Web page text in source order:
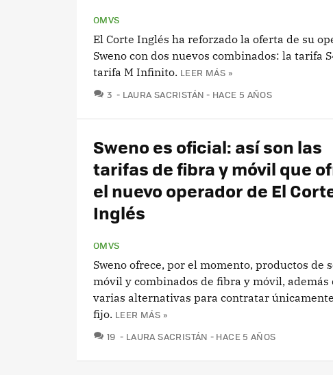
OMVS
El Corte Inglés ha reforzado la oferta de su
Sweno con dos nuevos combinados: la tarifa
tarifa M Infinito. LEER MÁS »
3 COMENTARIOS
LAURA SACRISTÁN HACE 5 AÑOS
Sweno es oficial: así son las
tarifas de fibra y móvil que
el nuevo operador de El
Inglés
OMVS
Sweno ofrece, por el momento, productos de
móvil y combinados de fibra y móvil, además
varias alternativas para contratar
fijo. LEER MÁS »
19 COMENTARIOS
LAURA SACRISTÁN HACE 5 AÑOS